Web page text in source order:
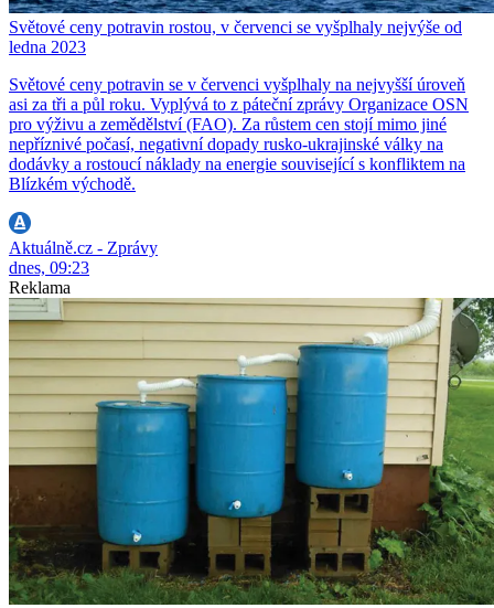
Světové ceny potravin rostou, v červenci se vyšplhaly nejvýše od
ledna 2023
Světové ceny potravin se v červenci vyšplhaly na nejvyšší úroveň
asi za tři a půl roku. Vyplývá to z páteční zprávy Organizace OSN
pro výživu a zemědělství (FAO). Za růstem cen stojí mimo jiné
nepříznivé počasí, negativní dopady rusko-ukrajinské války na
dodávky a rostoucí náklady na energie související s konfliktem na
Blízkém východě.
Aktuálně.cz - Zprávy
dnes, 09:23
Reklama